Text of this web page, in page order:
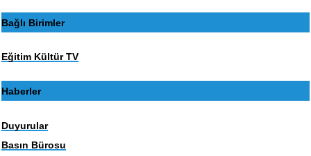
Bağlı Birimler
Eğitim Kültür TV
Haberler
Duyurular
Basın Bürosu